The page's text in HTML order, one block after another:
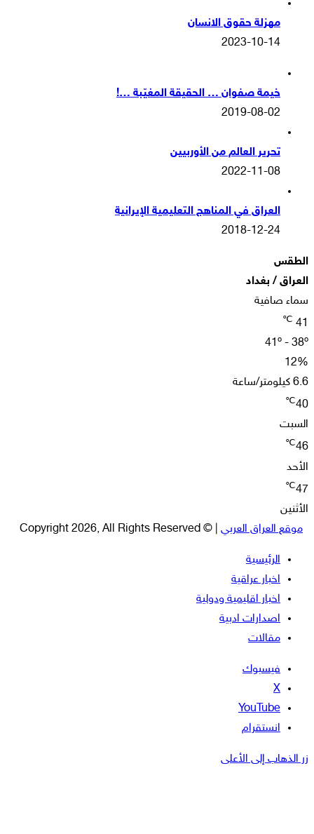
مهزلة حقوق الانسان
2023-10-14
خيمة صفوان … الحقيقة المغيّبة …!
2019-08-02
تحرير العالم من الأوربيين
2022-11-08
العراق في المناهج التعليمية الإيرانية
2018-12-24
الطقس
العراق / بغداد
سماء صافية
41
℃
41º - 38º
12%
6.6 كيلومتر/ساعة
40
℃
السبت
46
℃
الأحد
47
℃
الأثنين
موقع العراق العربي | © Copyright 2026, All Rights Reserved
الرئيسية
اخبار عراقية
اخبار اقليمية ودولية
اصدارات ادبية
مقالات
فيسبوك
‫X
‫YouTube
انستقرام
زر الذهاب إلى الأعلى